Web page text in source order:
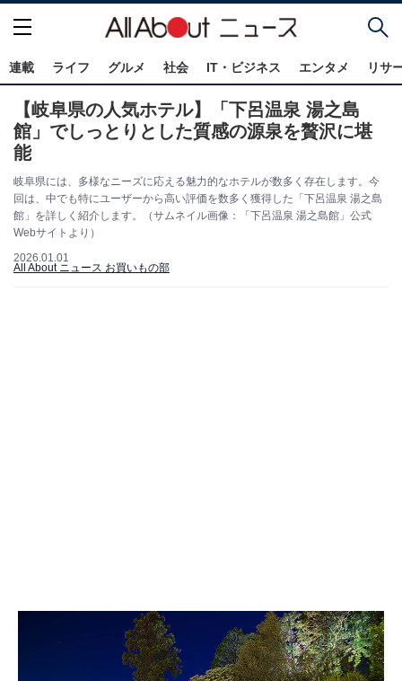
連載 ライフ グルメ 社会 IT・ビジネス エンタメ リサ
【岐阜県の人気ホテル】「下呂温泉 湯之島
館」でしっとりとした質感の源泉を贅沢に堪
能
岐阜県には、多様なニーズに応える魅力的なホテルが数多く存在します。今
回は、中でも特にユーザーから高い評価を数多く獲得した「下呂温泉 湯之島
館」を詳しく紹介します。（サムネイル画像：「下呂温泉 湯之島館」公式
Webサイトより）
2026.01.01
All About ニュース お買いもの部